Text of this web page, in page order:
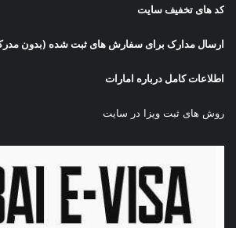
کد های تخفیف سایت
ارسال مدارک برای سفارش های ثبت شده (بدون
اطلاعات کامل درباره امارات
روش های ثبت ویزا در سایت